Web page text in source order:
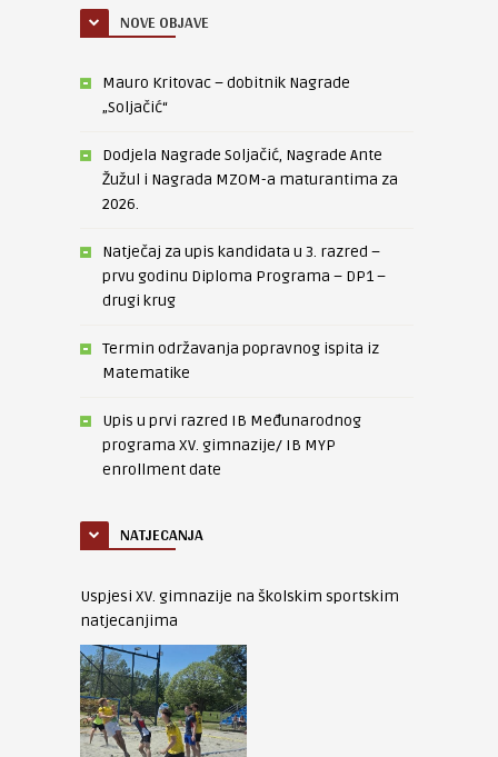
NOVE OBJAVE
Mauro Kritovac – dobitnik Nagrade
„Soljačić“
Dodjela Nagrade Soljačić, Nagrade Ante
Žužul i Nagrada MZOM-a maturantima za
2026.
Natječaj za upis kandidata u 3. razred –
prvu godinu Diploma Programa – DP1 –
drugi krug
Termin održavanja popravnog ispita iz
Matematike
Upis u prvi razred IB Međunarodnog
programa XV. gimnazije/ IB MYP
enrollment date
NATJECANJA
Uspjesi XV. gimnazije na školskim sportskim
natjecanjima